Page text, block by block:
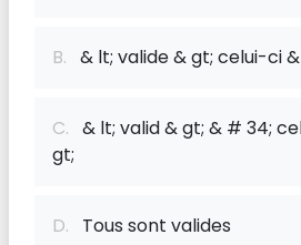
B. & lt; valide & gt; celui-ci
C. & lt; valid & gt; & # 34;
gt;
D. Tous sont valides